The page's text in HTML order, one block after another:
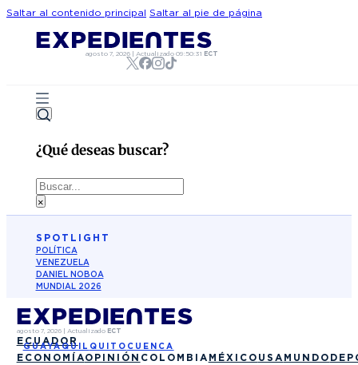
Saltar al contenido principal Saltar al pie de página
agosto 7, 2026 |Actualizado09:50:31 ECT
¿Qué deseas buscar?
Buscar
×
SPOTLIGHT
POLÍTICA
VENEZUELA
DANIEL NOBOA
MUNDIAL 2026
agosto 7, 2026| Actualizado ECT
ECUADOR
GUAYAQUIL QUITO CUENCA
ECONOMÍAOPINIÓN COLOMBIA MÉXICO USA MUNDO